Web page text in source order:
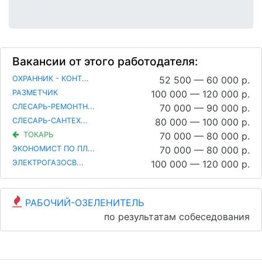
Вакансии от этого работодателя:
ОХРАННИК - КОНТ... 52 500 — 60 000 р.
РАЗМЕТЧИК 100 000 — 120 000 р.
СЛЕСАРЬ-РЕМОНТН... 70 000 — 90 000 р.
СЛЕСАРЬ-САНТЕХ... 80 000 — 100 000 р.
ТОКАРЬ 70 000 — 80 000 р.
ЭКОНОМИСТ ПО ПЛ... 70 000 — 80 000 р.
ЭЛЕКТРОГАЗОСВ... 100 000 — 120 000 р.
РАБОЧИЙ-ОЗЕЛЕНИТЕЛЬ
по результатам собеседования